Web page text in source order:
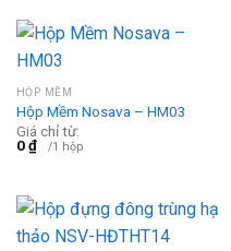
HỘP MỀM
Hộp Mềm Nosava – HM03
Giá chỉ từ:
0₫ /1 hộp